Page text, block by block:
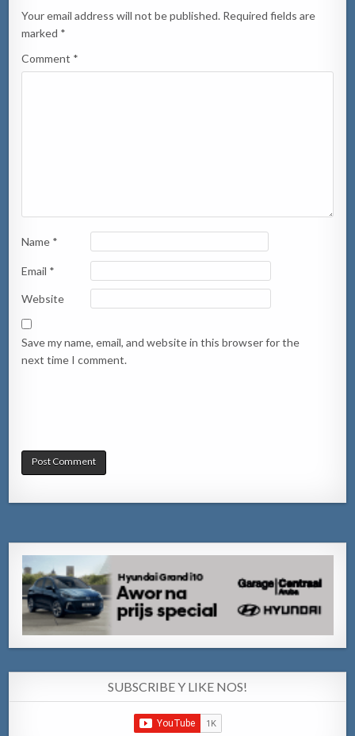
Your email address will not be published. Required fields are
marked *
Comment *
Name *
Email *
Website
Save my name, email, and website in this browser for the
next time I comment.
SUBSCRIBE Y LIKE NOS!